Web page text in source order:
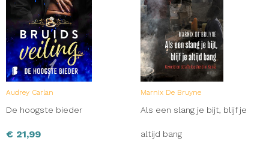
Audrey Carlan
De hoogste bieder
€ 21,99
Marnix De Bruyne
Als een slang je bijt, blijf je
altijd bang